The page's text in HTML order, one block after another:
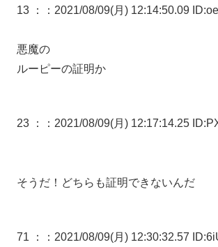
13 ： ：2021/08/09(月) 12:14:50.09
悪魔の
ルーピーの証明か
23 ： ：2021/08/09(月) 12:17:14.25
そうだ！どちらも証明できないんだ
71 ： ：2021/08/09(月) 12:30:32.57